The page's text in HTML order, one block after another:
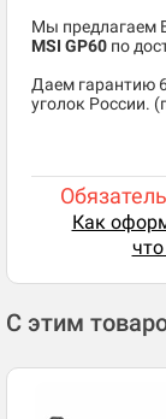
Мы предлагаем
MSI GP60 по
Даем гарантию
уголок России.
Как
С этим